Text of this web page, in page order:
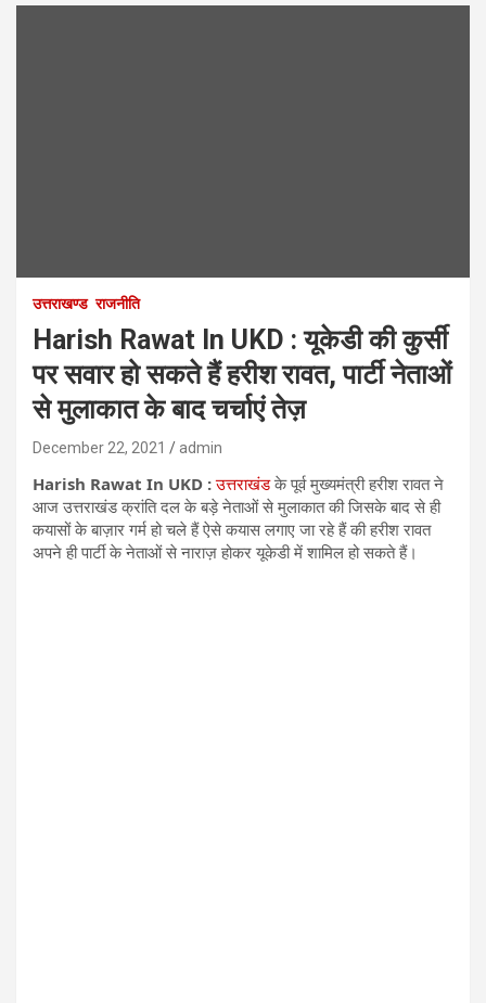
उत्तराखण्ड राजनीति
Harish Rawat In UKD : यूकेडी की कुर्सी
पर सवार हो सकते हैं हरीश रावत, पार्टी नेताओं
से मुलाकात के बाद चर्चाएं तेज़
December 22, 2021 admin
Harish Rawat In UKD :उत्तराखंड​के पूर्व मुख्यमंत्री हरीश रावत ने
आज उत्तराखंड क्रांति दल के बड़े नेताओं से मुलाकात की जिसके बाद से ही
कयासों के बाज़ार गर्म हो चले हैं ऐसे कयास लगाए जा रहे हैं की हरीश रावत
अपने ही पार्टी के नेताओं से नाराज़ होकर यूकेडी में शामिल हो सकते हैं।